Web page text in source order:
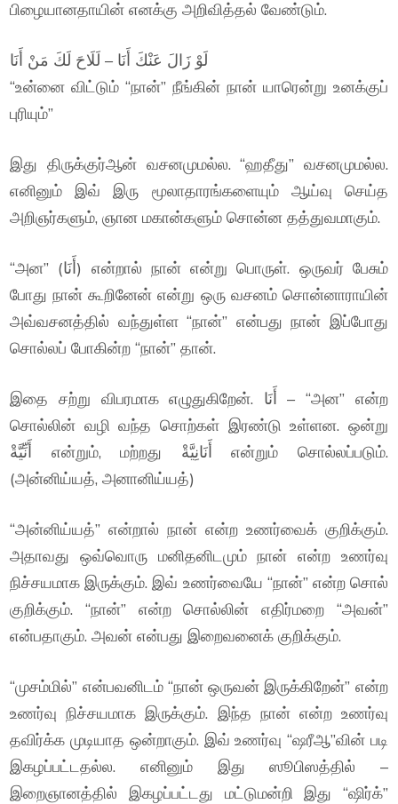
பிழையானதாயின் எனக்கு அறிவித்தல் வேண்டும்.
لَوْ زَالَ عَنْكَ أَنَا – لَلَاحَ لَكَ مَنْ أَنَا
“உன்னை விட்டும் “நான்” நீங்கின் நான் யாரென்று உனக்குப்
புரியும்”
இது திருக்குர்ஆன் வசனமுமல்ல. “ஹதீது” வசனமுமல்ல.
எனினும் இவ் இரு மூலாதாரங்களையும் ஆய்வு செய்த
அறிஞர்களும், ஞான மகான்களும் சொன்ன தத்துவமாகும்.
“அன” (أَنَا) என்றால் நான் என்று பொருள். ஒருவர் பேசும்
போது நான் கூறினேன் என்று ஒரு வசனம் சொன்னாராயின்
அவ்வசனத்தில் வந்துள்ள “நான்” என்பது நான் இப்போது
சொல்லப் போகின்ற “நான்” தான்.
இதை சற்று விபரமாக எழுதுகிறேன். أَنَا – “அன” என்ற
சொல்லின் வழி வந்த சொற்கள் இரண்டு உள்ளன. ஒன்று
أَنِّيَّةْ என்றும், மற்றது أَنَانِيَّةْ என்றும் சொல்லப்படும்.
(அன்னிய்யத், அனானிய்யத்)
“அன்னிய்யத்” என்றால் நான் என்ற உணர்வைக் குறிக்கும்.
அதாவது ஒவ்வொரு மனிதனிடமும் நான் என்ற உணர்வு
நிச்சயமாக இருக்கும். இவ் உணர்வையே “நான்” என்ற சொல்
குறிக்கும். “நான்” என்ற சொல்லின் எதிர்மறை “அவன்”
என்பதாகும். அவன் என்பது இறைவனைக் குறிக்கும்.
“முசம்மில்” என்பவனிடம் “நான் ஒருவன் இருக்கிறேன்” என்ற
உணர்வு நிச்சயமாக இருக்கும். இந்த நான் என்ற உணர்வு
தவிர்க்க முடியாத ஒன்றாகும். இவ் உணர்வு “ஷரீஆ”வின் படி
இகழப்பட்டதல்ல. எனினும் இது ஸூபிஸத்தில் –
இறைஞானத்தில் இகழப்பட்டது மட்டுமன்றி இது “ஷிர்க்”